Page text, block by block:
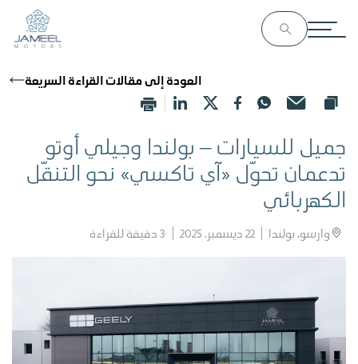
العودة إلى مقالات القراءة السريعة
جميل للسيارات – بولندا وجيلي أوتو
تدعمان تحوّل «آي تاكسي» نحو التنقّل
الكهربائي
وارسو، بولندا 22 ديسمبر، 2025 3دقيقة للقراءة